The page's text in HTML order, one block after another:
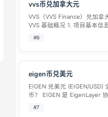
vvs币兑加拿大元
VVS（VVS Finance）兑加拿
VVS 基础概况 1. 项目基本信
意 “Very Very Simple（极简
#6
eigen币兑美元
EIGEN 兑美元 (EIGEN/USD)
币？ EIGEN 是 EigenLayer
币。EigenLayer 建立在以太
#7